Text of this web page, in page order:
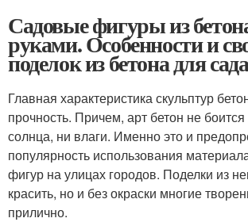
Садовые фигуры из
руками. Особенности и
поделок из бетона для сада
Главная характеристика скульптур
прочность. Причем, арт бетон не
солнца, ни влаги. Именно это и
популярность использования
фигур на улицах городов. Поделки из
красить, но и без окраски многие
прилично.